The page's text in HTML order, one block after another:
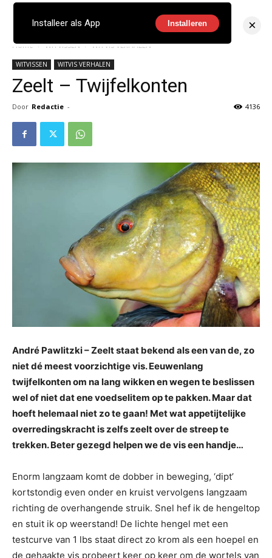
Home WITVISSEN WITVIS VERHALEN
WITVISSEN WITVIS VERHALEN
Zeelt – Twijfelkonten
Door Redactie - 4136
André Pawlitzki – Zeelt staat bekend als een van de, zo
niet dé meest voorzichtige vis. Eeuwenlang
twijfelkonten om na lang wikken en wegen te beslissen
wel of niet dat ene voedselitem op te pakken. Maar dat
hoeft helemaal niet zo te gaan! Met wat appetijtelijke
overredingskracht is zelfs zeelt over de streep te
trekken. Beter gezegd helpen we de vis een handje…
Enorm langzaam komt de dobber in beweging, ‘dipt’
kortstondig even onder en kruist vervolgens langzaam
richting de overhangende struik. Snel hef ik de hengeltop
en stuit ik op weerstand! De lichte hengel met een
testcurve van 1 lbs staat direct zo krom als een hoepel en
de gehaakte vis probeert keer op keer om de wortels van
Installeer als App Installeren ×